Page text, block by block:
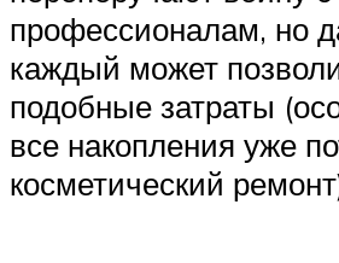
профессионалам, но
каждый может
подобные затраты
все накопления уже
косметический